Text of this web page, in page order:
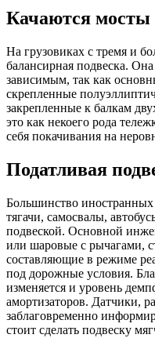
Качаются мосты
На грузовиках с тремя и
балансирная подвеска.
зависимым, так как
скрепленные
закрепленные к балкам
это как некоего рода
себя покачивания на
Податливая
Большинство
тягачи, самосвалы,
подвеской. Основной
или шаровые с рычагами,
составляющие в режиме
под дорожные условия.
изменяется и уровень
амортизаторов. Датчики,
заблаговременно
стоит сделать подвеску